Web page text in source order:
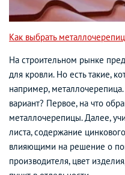
Как выбрать
На строительном рынке
для кровли. Но есть такие,
например,
вариант? Первое, на что
металлочерепицы. Далее,
листа, содержание
влияющими на решение о
производителя, цвет